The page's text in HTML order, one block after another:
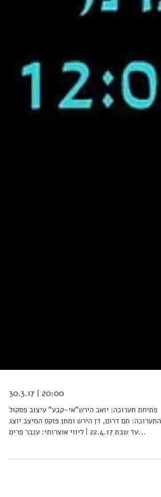
30.3.17 | 20:00
פתיחת תערוכה: יואב הירש"אי-קבע" עיצוב פסקול
עד שבת 22.4.17 | ליווי אוצרותי: ענבר פרים...